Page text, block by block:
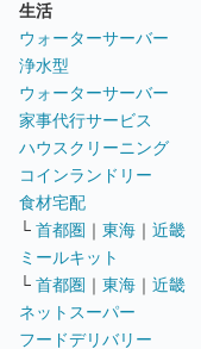
生活
ウォーターサーバー
浄水型
ウォーターサーバー
家事代行サービス
ハウスクリーニング
コインランドリー
食材宅配
└ 首都圏 ｜ 東海 ｜ 近畿
ミールキット
└ 首都圏 ｜ 東海 ｜ 近畿
ネットスーパー
フードデリバリー